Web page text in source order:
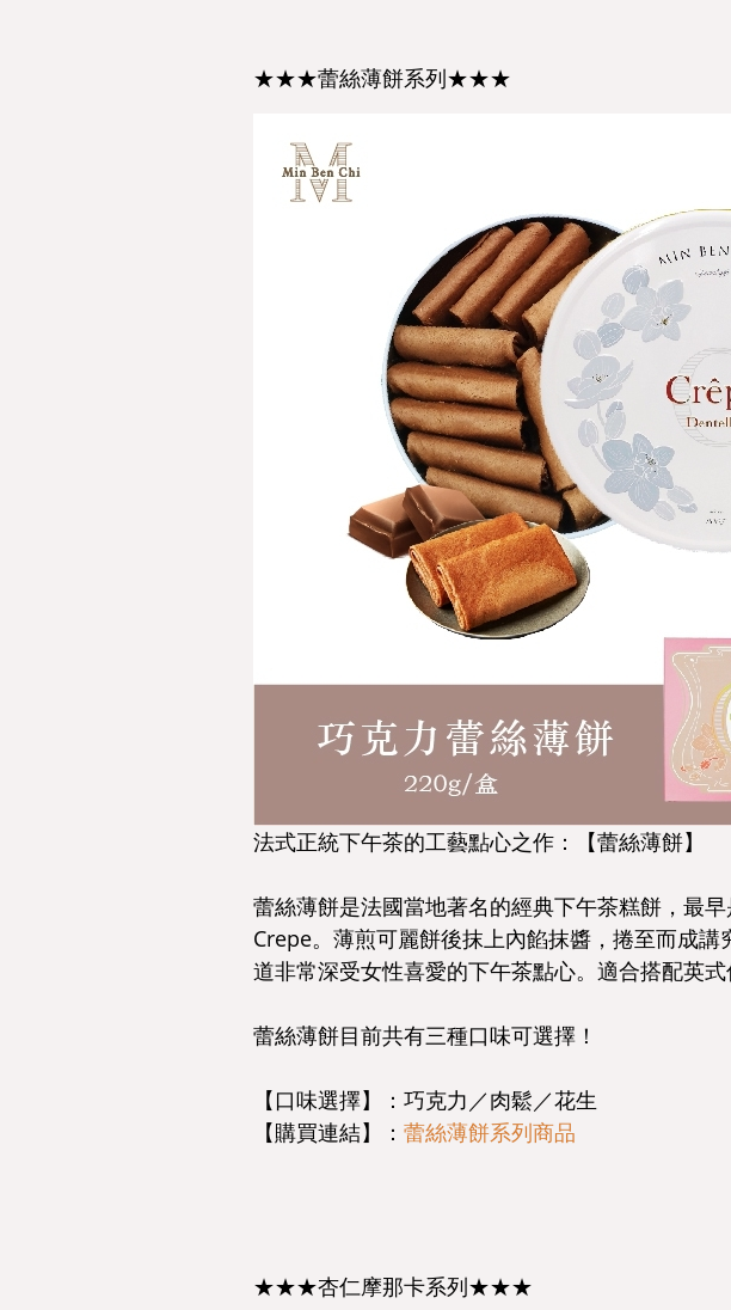
★★★蕾絲薄餅系列★★★
法式正統下午茶的工藝點心之作：【蕾絲薄餅】
蕾絲薄餅是法國當地著名的經典下午茶糕餅，最
Crepe。薄煎可麗餅後抹上內餡抹醬，捲至而成
道非常深受女性喜愛的下午茶點心。適合搭配英
蕾絲薄餅目前共有三種口味可選擇！
【口味選擇】：巧克力／肉鬆／花生
【購買連結】： 蕾絲薄餅系列商品
★★★杏仁摩那卡系列★★★